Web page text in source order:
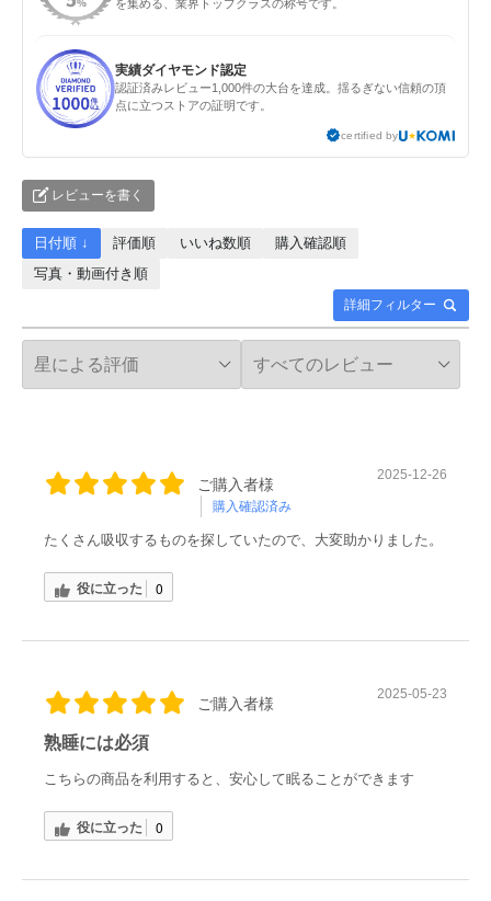
を集める、業界トップクラスの称号です。
実績ダイヤモンド認定
認証済みレビュー1,000件の大台を達成。揺るぎない信頼の頂
点に立つストアの証明です。
certified by
レビューを書く
詳細フィルター
日付順 ↓ 評価順 いいね数順
購入確認順
写真・動画付き順
ご購入者様
購入確認済み
2025-12-26
たくさん吸収するものを探していたので、大変助かりました。
役に立った 0
ご購入者様
2025-05-23
熟睡には必須
こちらの商品を利用すると、安心して眠ることができます
役に立った 0